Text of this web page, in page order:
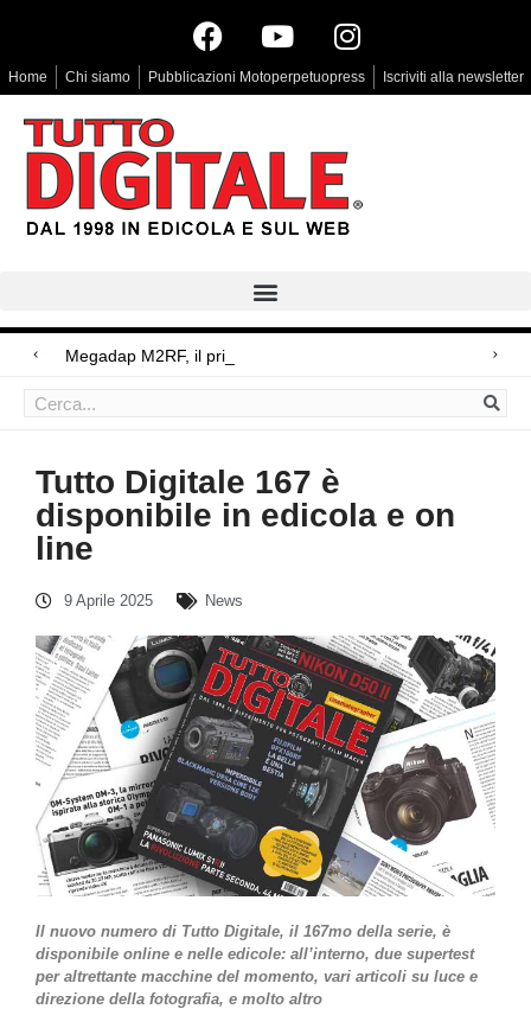
Home Chi siamo Pubblicazioni Motoperpetuopress Iscriviti alla newsletter
Megadap M2RF, il primo adattatore autofocus d
Arri Rental, evoluzioni in arrivo
Tutto Digitale 167 è
disponibile in edicola e on
line
9 Aprile 2025 News
Il nuovo numero di Tutto Digitale, il 167mo della serie, è
disponibile online e nelle edicole: all’interno, due supertest
per altrettante macchine del momento, vari articoli su luce e
direzione della fotografia, e molto altro